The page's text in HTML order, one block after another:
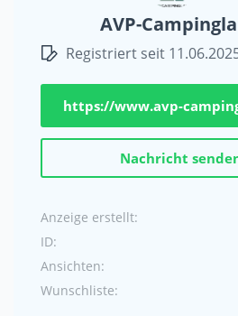
AVP-
Registriert seit
https://www.avp-
Nachricht
Anzeige erstellt:
ID:
Ansichten:
Wunschliste: